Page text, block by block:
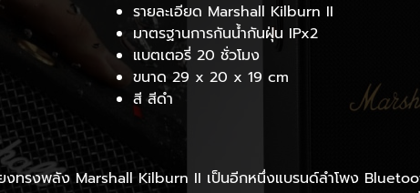
รายละเอียด Marshall Kilburn II
มาตรฐานการกันน้ำกันฝุ่น IPx2
แบตเตอรี่ 20 ชั่วโมง
ขนาด 29 x 20 x 19 cm
สี สีดำ
งทรงพลัง Marshall Kilburn II เป็นอีกหนึ่งแบรนด์ลำโพง